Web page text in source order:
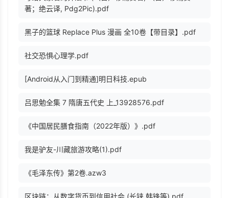
著；绝云译, Pdg2Pic).pdf
黑子的篮球 Replace Plus 漫画 全10卷【带目录】.pdf
社交恐惧心理学.pdf
[Android从入门到精通]明日科技.epub
吕思勉全集 7 隋唐五代史 上_13928576.pdf
《中国居民膳食指南（2022年版）》.pdf
我是驴友-川藏旅游攻略(1).pdf
《毛泽东传》第2卷.azw3